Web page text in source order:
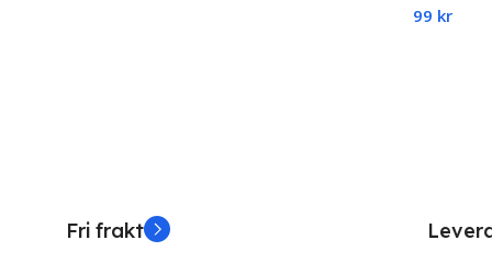
Familj
99 kr
Fri frakt